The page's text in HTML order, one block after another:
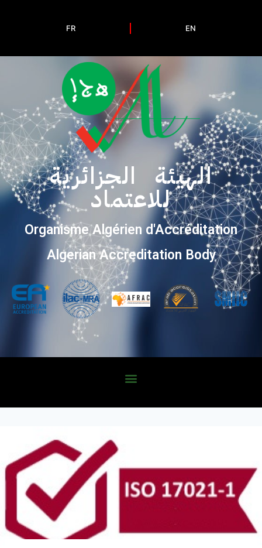
FR EN
الهيئة الجزائرية
للاعتماد
Organisme Algérien d'Accréditation
Algerian Accreditation Body